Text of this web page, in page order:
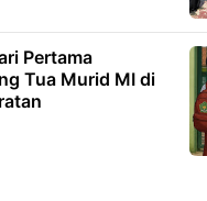
Pertama
Tua Murid MI di